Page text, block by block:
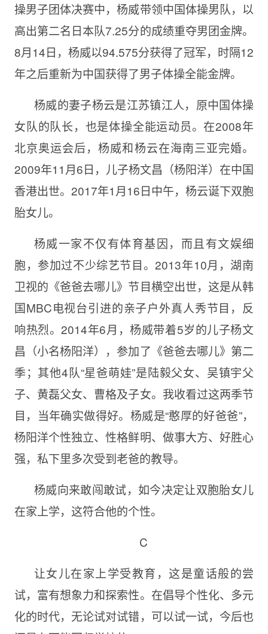
操男子团体决赛中，杨威带领中国体操男队，以
高出第二名日本队7.25分的成绩重夺男团金牌。
8月14日，杨威以94.575分获得了冠军，时隔12
年之后重新为中国获得了男子体操全能金牌。
杨威的妻子杨云是江苏镇江人，原中国体操
女队的队长，也是体操全能运动员。在2008年
北京奥运会后，杨威和杨云在海南三亚完婚。
2009年11月6日，儿子杨文昌（杨阳洋）在中国
香港出世。2017年1月16日中午，杨云诞下双胞
胎女儿。
杨威一家不仅有体育基因，而且有文娱细
胞，参加过不少综艺节目。2013年10月，湖南
卫视的《爸爸去哪儿》节目横空出世，这是从韩
国MBC电视台引进的亲子户外真人秀节目，反
响热烈。2014年6月，杨威带着5岁的儿子杨文
昌（小名杨阳洋），参加了《爸爸去哪儿》第二
季；其他4队“星爸萌娃”是陆毅父女、吴镇宇父
子、黄磊父女、曹格及子女。我收看过这两季节
目，当年确实做得好。杨威是“憨厚的好爸爸”，
杨阳洋个性独立、性格鲜明、做事大方、好胜心
强，私下里多次受到老爸的教导。
杨威向来敢闯敢试，如今决定让双胞胎女儿
在家上学，这符合他的个性。
C
让女儿在家上学受教育，这是童话般的尝
试，富有想象力和探索性。在倡导个性化、多元
化的时代，无论试对试错，可以试一试，今后也